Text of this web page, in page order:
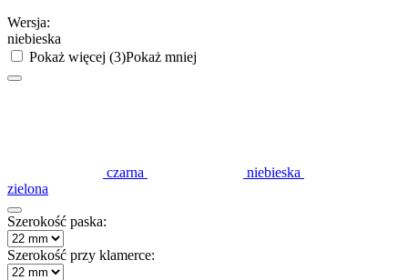
Wersja:
niebieska
Pokaż więcej (3)Pokaż mniej
czarna
niebieska
zielona
Szerokość paska:
Szerokość przy klamerce: